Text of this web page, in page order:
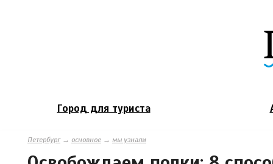
Город для туриста
Петербург→ основное → мы узнали